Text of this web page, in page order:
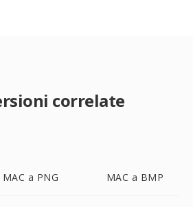
correlate
MAC a PNG MAC a BMP